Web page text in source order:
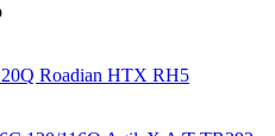
Roadian HTX RH5